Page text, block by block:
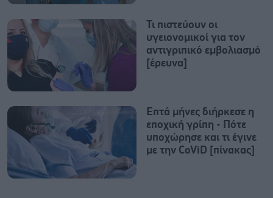
Τι πιστεύουν οι
υγειονομικοί για τον
αντιγριπικό εμβολιασμό
[έρευνα]
Επτά μήνες διήρκεσε η
εποχική γρίπη - Πότε
υποχώρησε και τι έγινε
με την CoViD [πίνακας]